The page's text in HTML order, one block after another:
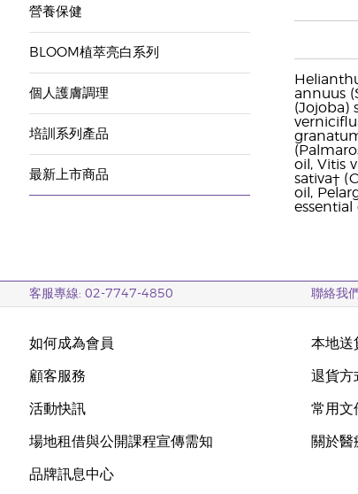
營養保健
BLOOM植萃亮白系列
個人護膚調理
培訓系列產品
最新上市商品
annuus
(Jojoba)
oil, Vitis
sativa†
oil,
客服專線: 02-7747-4850 聯絡我們
如何成為會員
顧客服務
活動快訊
場地租借與公開課程宣傳需知
品牌訊息中心
本地送
退貨方
常用文
關於醫